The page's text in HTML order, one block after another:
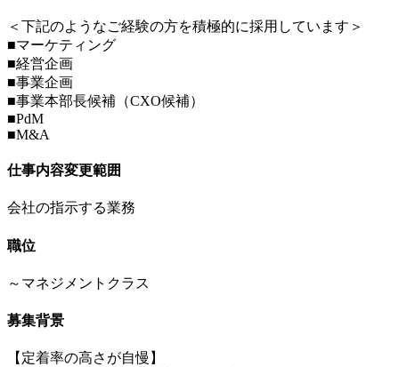
＜下記のようなご経験の方を積極的に採用しています＞
■マーケティング
■経営企画
■事業企画
■事業本部長候補（CXO候補）
■PdM
■M&A
仕事内容変更範囲
会社の指示する業務
職位
～マネジメントクラス
募集背景
【定着率の高さが自慢】